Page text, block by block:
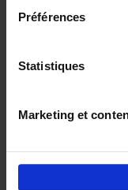
Préférences
Statistiques
Marketing et